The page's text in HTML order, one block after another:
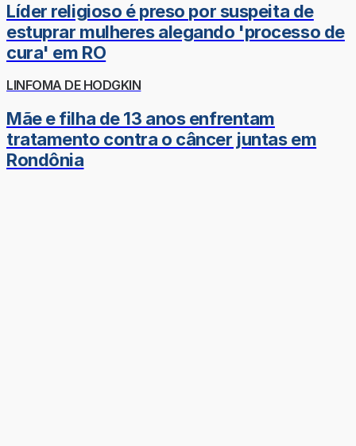
Líder religioso é preso por suspeita de
estuprar mulheres alegando 'processo de
cura' em RO
LINFOMA DE HODGKIN
Mãe e filha de 13 anos enfrentam
tratamento contra o câncer juntas em
Rondônia